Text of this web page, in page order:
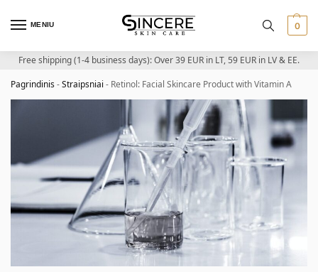
MENIU 0
Free shipping (1-4 business days): Over 39 EUR in LT, 59 EUR in LV & EE.
Pagrindinis-Straipsniai - Retinol: Facial Skincare Product with Vitamin A